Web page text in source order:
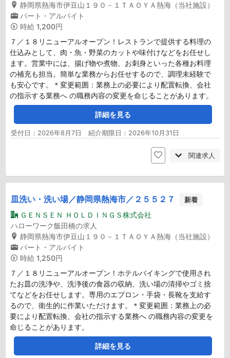
静岡県熱海市伊豆山１９０－１ＴＡＯＹＡ熱海（当社施設）
パート・アルバイト
時給 1,200円
７／１８リニューアルオープン！レストランで提供する料理の
仕込みとして、肉・魚・野菜のカットや味付けなどをお任せし
ます。営業中には、揚げ物や煮物、お刺身といった各種お料理
の補充も担当。簡単な業務からお任せするので、調理未経験で
も安心です。＊変更範囲：業務上の必要により配置転換、会社
の指示する業務へ の職務内容の変更を命じることがあります。
詳細を見る
受付日：2026年8月7日 紹介期限日：2026年10月31日
関連求人
皿洗い・洗い場／静岡県熱海市／２５５２７ 新着
ＧＥＮＳＥＮ ＨＯＬＤＩＮＧＳ株式会社
ハローワーク飯田橋の求人
静岡県熱海市伊豆山１９０－１ＴＡＯＹＡ熱海（当社施設）
パート・アルバイト
時給 1,250円
７／１８リニューアルオープン！ホテルバイキングで使用され
たお皿の洗浄や、洗浄後の食器の収納、洗い場の清掃やゴミ捨
てなどをお任せします。専用のエプロン・手袋・長靴を支給す
るので、衛生的に作業いただけます。＊変更範囲：業務上の必
要により配置転換、会社の指示する業務へ の職務内容の変更を
命じることがあります。
詳細を見る